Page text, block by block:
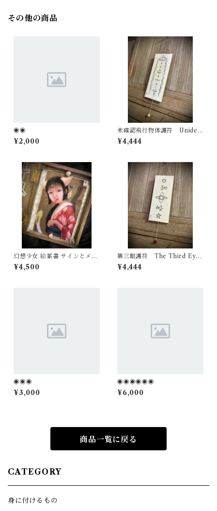
その他の商品
◉◉
¥2,000
未確認飛行物体護符 Uniden
tified Flying Object Talisma
n
¥4,444
幻想少女 絵葉書 サインとメッ
セージ入り 五枚セット Five
postcards of a fantasy girls
¥4,500
第三眼護符 The Third Eye
Talisman
¥4,444
◉◉◉
¥3,000
◉◉◉◉◉◉
¥6,000
商品一覧に戻る
CATEGORY
身に付けるもの